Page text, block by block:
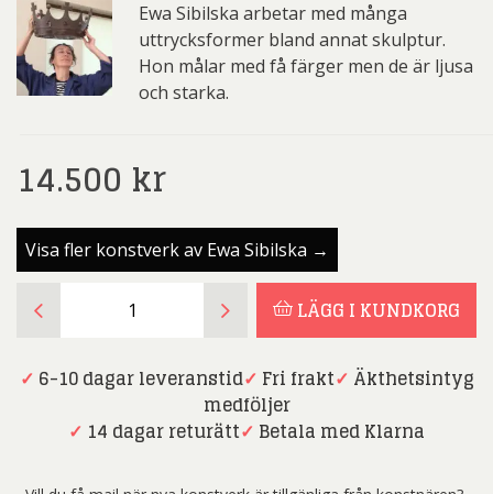
Ewa Sibilska arbetar med många
uttrycksformer bland annat skulptur.
Hon målar med få färger men de är ljusa
och starka.
14.500 kr
Visa fler konstverk av Ewa Sibilska →
Sibilska
Reverie
LÄGG I KUNDKORG
✓ 6-10 dagar leveranstid✓ Fri frakt✓ Äkthetsintyg
medföljer
✓ 14 dagar returätt✓ Betala med Klarna